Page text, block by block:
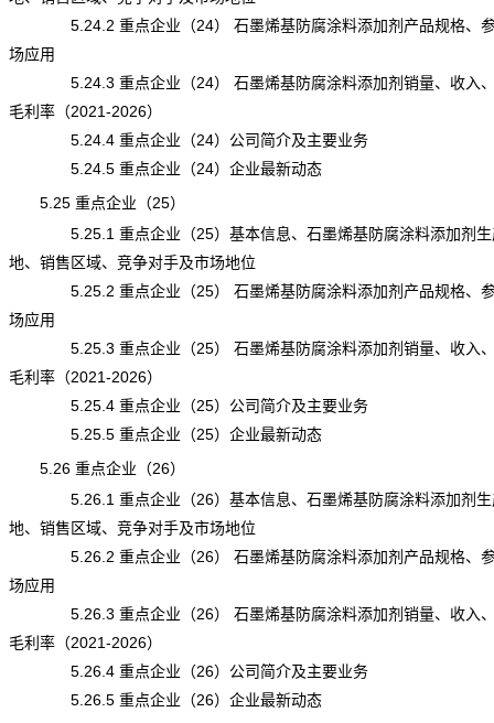
5.24.2 重点企业（24） 石墨烯基防腐涂料添加剂产品规格、参
场应用
5.24.3 重点企业（24） 石墨烯基防腐涂料添加剂销量、收入、
毛利率（2021-2026）
5.24.4 重点企业（24）公司简介及主要业务
5.24.5 重点企业（24）企业最新动态
5.25 重点企业（25）
5.25.1 重点企业（25）基本信息、石墨烯基防腐涂料添加剂生
地、销售区域、竞争对手及市场地位
5.25.2 重点企业（25） 石墨烯基防腐涂料添加剂产品规格、参
场应用
5.25.3 重点企业（25） 石墨烯基防腐涂料添加剂销量、收入、
毛利率（2021-2026）
5.25.4 重点企业（25）公司简介及主要业务
5.25.5 重点企业（25）企业最新动态
5.26 重点企业（26）
5.26.1 重点企业（26）基本信息、石墨烯基防腐涂料添加剂生
地、销售区域、竞争对手及市场地位
5.26.2 重点企业（26） 石墨烯基防腐涂料添加剂产品规格、参
场应用
5.26.3 重点企业（26） 石墨烯基防腐涂料添加剂销量、收入、
毛利率（2021-2026）
5.26.4 重点企业（26）公司简介及主要业务
5.26.5 重点企业（26）企业最新动态